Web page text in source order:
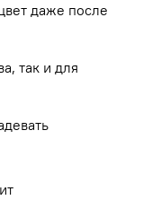
даже после
так и для